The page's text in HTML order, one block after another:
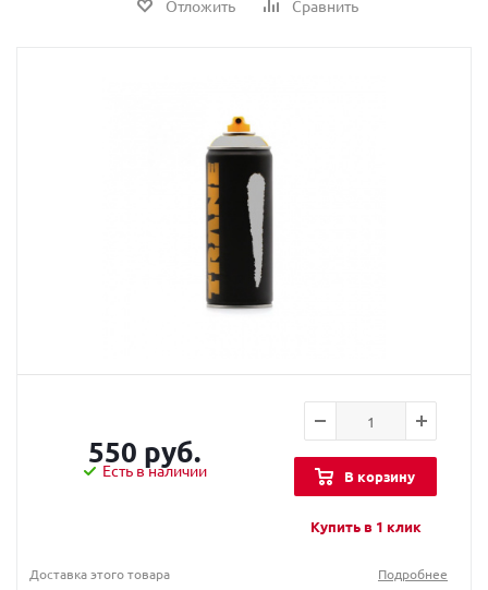
Отложить Сравнить
550 руб.
Есть в наличии В корзину
Купить в 1 клик
Доставка этого товара
Подробнее